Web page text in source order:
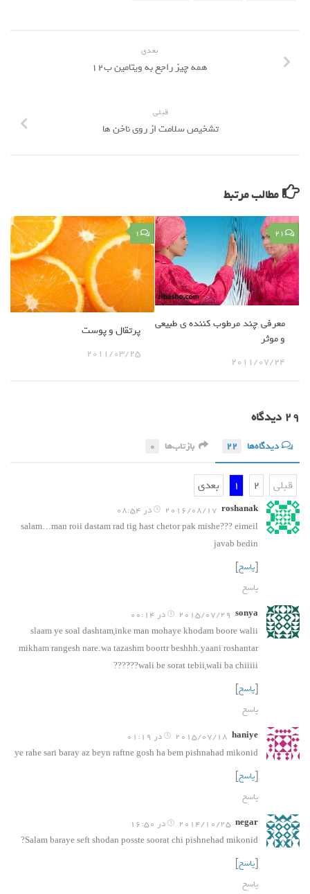
بعدی
همه چیز راجع به ویتامین ب۱۲
قبلی
تشخیص سلامت از روی ناخن ها
مطالب مرتبط
۲۱
معرفی چند مرطوب کننده ی طبیعی
و موثر
2011/07/24
۱
پرتقال و پوست
2011/03/25
۲۹ دیدگاه‌
دیدگاه‌ها 22 بازتاب‌ها 0
قبلی 1 2 بعدی
roshanak 2016/08/17 در 08:54
salam…man roii dastam rad tig hast chetor pak mishe??? eimeil
javab bedin
[پاسخ]
پاسخ
sonya 2015/07/29 در 00:14
slaam ye soal dashtam,inke man mohaye khodam boore walii
mikham rangesh nare.wa tazashm boortr beshhh.yaani roshantar
wali be sorat tebii,wali ba chiiiii??????
[پاسخ]
پاسخ
haniye 2015/07/18 در 01:19
ye rahe sari baray az beyn raftne gosh ha bem pishnahad mikonid
[پاسخ]
پاسخ
negar 2014/10/25 در 16:50
Salam baraye seft shodan posste soorat chi pishnehad mikonid?
[پاسخ]
پاسخ